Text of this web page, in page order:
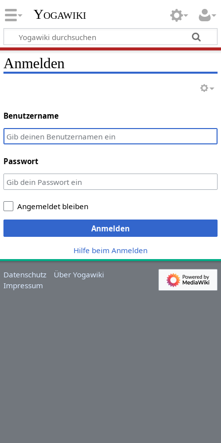
Yogawiki
Anmelden
Benutzername
Passwort
Angemeldet bleiben
Anmelden
Hilfe beim Anmelden
Datenschutz
Über Yogawiki
Impressum